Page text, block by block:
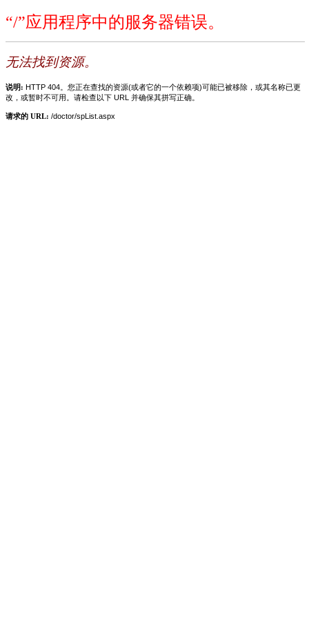
“/”应用程序中的服务器错误。
无法找到资源。
说明: HTTP 404。您正在查找的资源(或者它的一个依赖项)可能已被移除，或其名称已更
改，或暂时不可用。请检查以下 URL 并确保其拼写正确。
请求的 URL: /doctor/spList.aspx